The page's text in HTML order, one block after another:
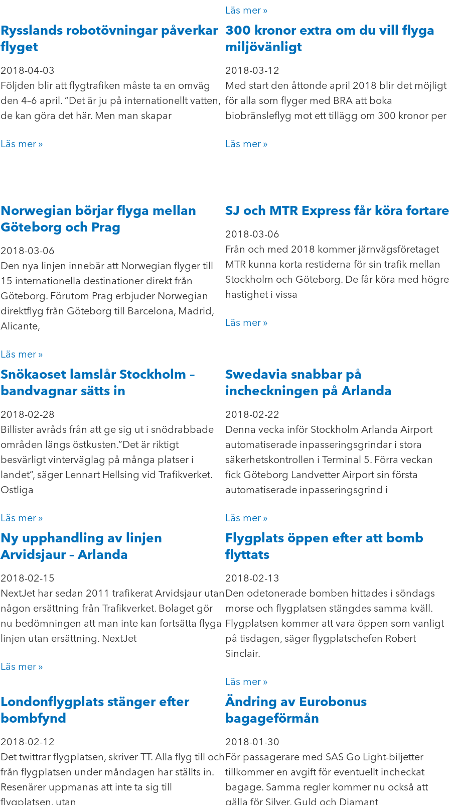
Läs mer »
Rysslands robotövningar påverkar
flyget
2018-04-03
Följden blir att flygtrafiken måste ta en omväg
den 4–6 april. ”Det är ju på internationellt vatten,
de kan göra det här. Men man skapar
Läs mer »
300 kronor extra om du vill flyga
miljövänligt
2018-03-12
Med start den åttonde april 2018 blir det möjligt
för alla som flyger med BRA att boka
biobränsleflyg mot ett tillägg om 300 kronor per
Läs mer »
Norwegian börjar flyga mellan
Göteborg och Prag
2018-03-06
Den nya linjen innebär att Norwegian flyger till
15 internationella destinationer direkt från
Göteborg. Förutom Prag erbjuder Norwegian
direktflyg från Göteborg till Barcelona, Madrid,
Alicante,
Läs mer »
SJ och MTR Express får köra fortare
2018-03-06
Från och med 2018 kommer järnvägsföretaget
MTR kunna korta restiderna för sin trafik mellan
Stockholm och Göteborg. De får köra med högre
hastighet i vissa
Läs mer »
Snökaoset lamslår Stockholm –
bandvagnar sätts in
2018-02-28
Billister avråds från att ge sig ut i snödrabbade
områden längs östkusten.”Det är riktigt
besvärligt vinterväglag på många platser i
landet”, säger Lennart Hellsing vid Trafikverket.
Ostliga
Läs mer »
Swedavia snabbar på
incheckningen på Arlanda
2018-02-22
Denna vecka inför Stockholm Arlanda Airport
automatiserade inpasseringsgrindar i stora
säkerhetskontrollen i Terminal 5. Förra veckan
fick Göteborg Landvetter Airport sin första
automatiserade inpasseringsgrind i
Läs mer »
Ny upphandling av linjen
Arvidsjaur – Arlanda
2018-02-15
NextJet har sedan 2011 trafikerat Arvidsjaur utan
någon ersättning från Trafikverket. Bolaget gör
nu bedömningen att man inte kan fortsätta flyga
linjen utan ersättning. NextJet
Läs mer »
Flygplats öppen efter att bomb
flyttats
2018-02-13
Den odetonerade bomben hittades i söndags
morse och flygplatsen stängdes samma kväll.
Flygplatsen kommer att vara öppen som vanligt
på tisdagen, säger flygplatschefen Robert
Sinclair.
Läs mer »
Londonflygplats stänger efter
bombfynd
2018-02-12
Det twittrar flygplatsen, skriver TT. Alla flyg till och
från flygplatsen under måndagen har ställts in.
Resenärer uppmanas att inte ta sig till
flygplatsen, utan
Ändring av Eurobonus
bagageförmån
2018-01-30
För passagerare med SAS Go Light-biljetter
tillkommer en avgift för eventuellt incheckat
bagage. Samma regler kommer nu också att
gälla för Silver, Guld och Diamant